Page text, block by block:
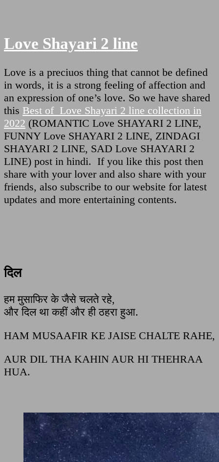
Love Shayari 2 line
Love is a preciuos thing that cannot be defined
in words, it is a strong feeling of affection and
an expression of one’s love. So we have shared
this Best of Love Shayari 2 line collection in
2022 (ROMANTIC Love SHAYARI 2 LINE,
FUNNY Love SHAYARI 2 LINE, ZINDAGI
SHAYARI 2 LINE, SAD Love SHAYARI 2
LINE) post in hindi. If you like this post then
share with your lover and also share with your
friends, also subscribe to our website for latest
updates and more entertaining contents.
दिल
हम मुसाफिर के जैसे चलते रहे,
और दिल था कहीं और ही ठहरा हुआ.
HAM MUSAAFIR KE JAISE CHALTE RAHE,
AUR DIL THA KAHIN AUR HI THEHRAA
HUA.